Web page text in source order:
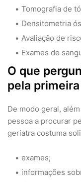
Tomografia de
Densitometria
Avaliação de
Exames de
O que
pela
De modo geral,
pessoa a procurar
geriatra costuma
exames;
informações